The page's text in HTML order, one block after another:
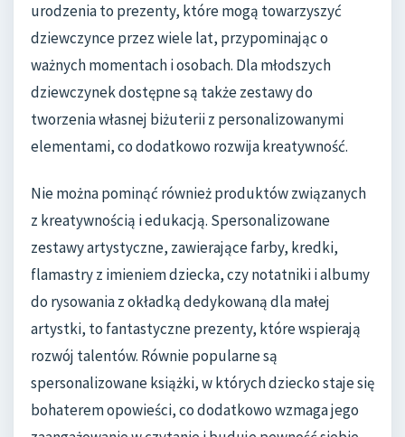
urodzenia to prezenty, które mogą towarzyszyć
dziewczynce przez wiele lat, przypominając o
ważnych momentach i osobach. Dla młodszych
dziewczynek dostępne są także zestawy do
tworzenia własnej biżuterii z personalizowanymi
elementami, co dodatkowo rozwija kreatywność.
Nie można pominąć również produktów związanych
z kreatywnością i edukacją. Spersonalizowane
zestawy artystyczne, zawierające farby, kredki,
flamastry z imieniem dziecka, czy notatniki i albumy
do rysowania z okładką dedykowaną dla małej
artystki, to fantastyczne prezenty, które wspierają
rozwój talentów. Równie popularne są
spersonalizowane książki, w których dziecko staje się
bohaterem opowieści, co dodatkowo wzmaga jego